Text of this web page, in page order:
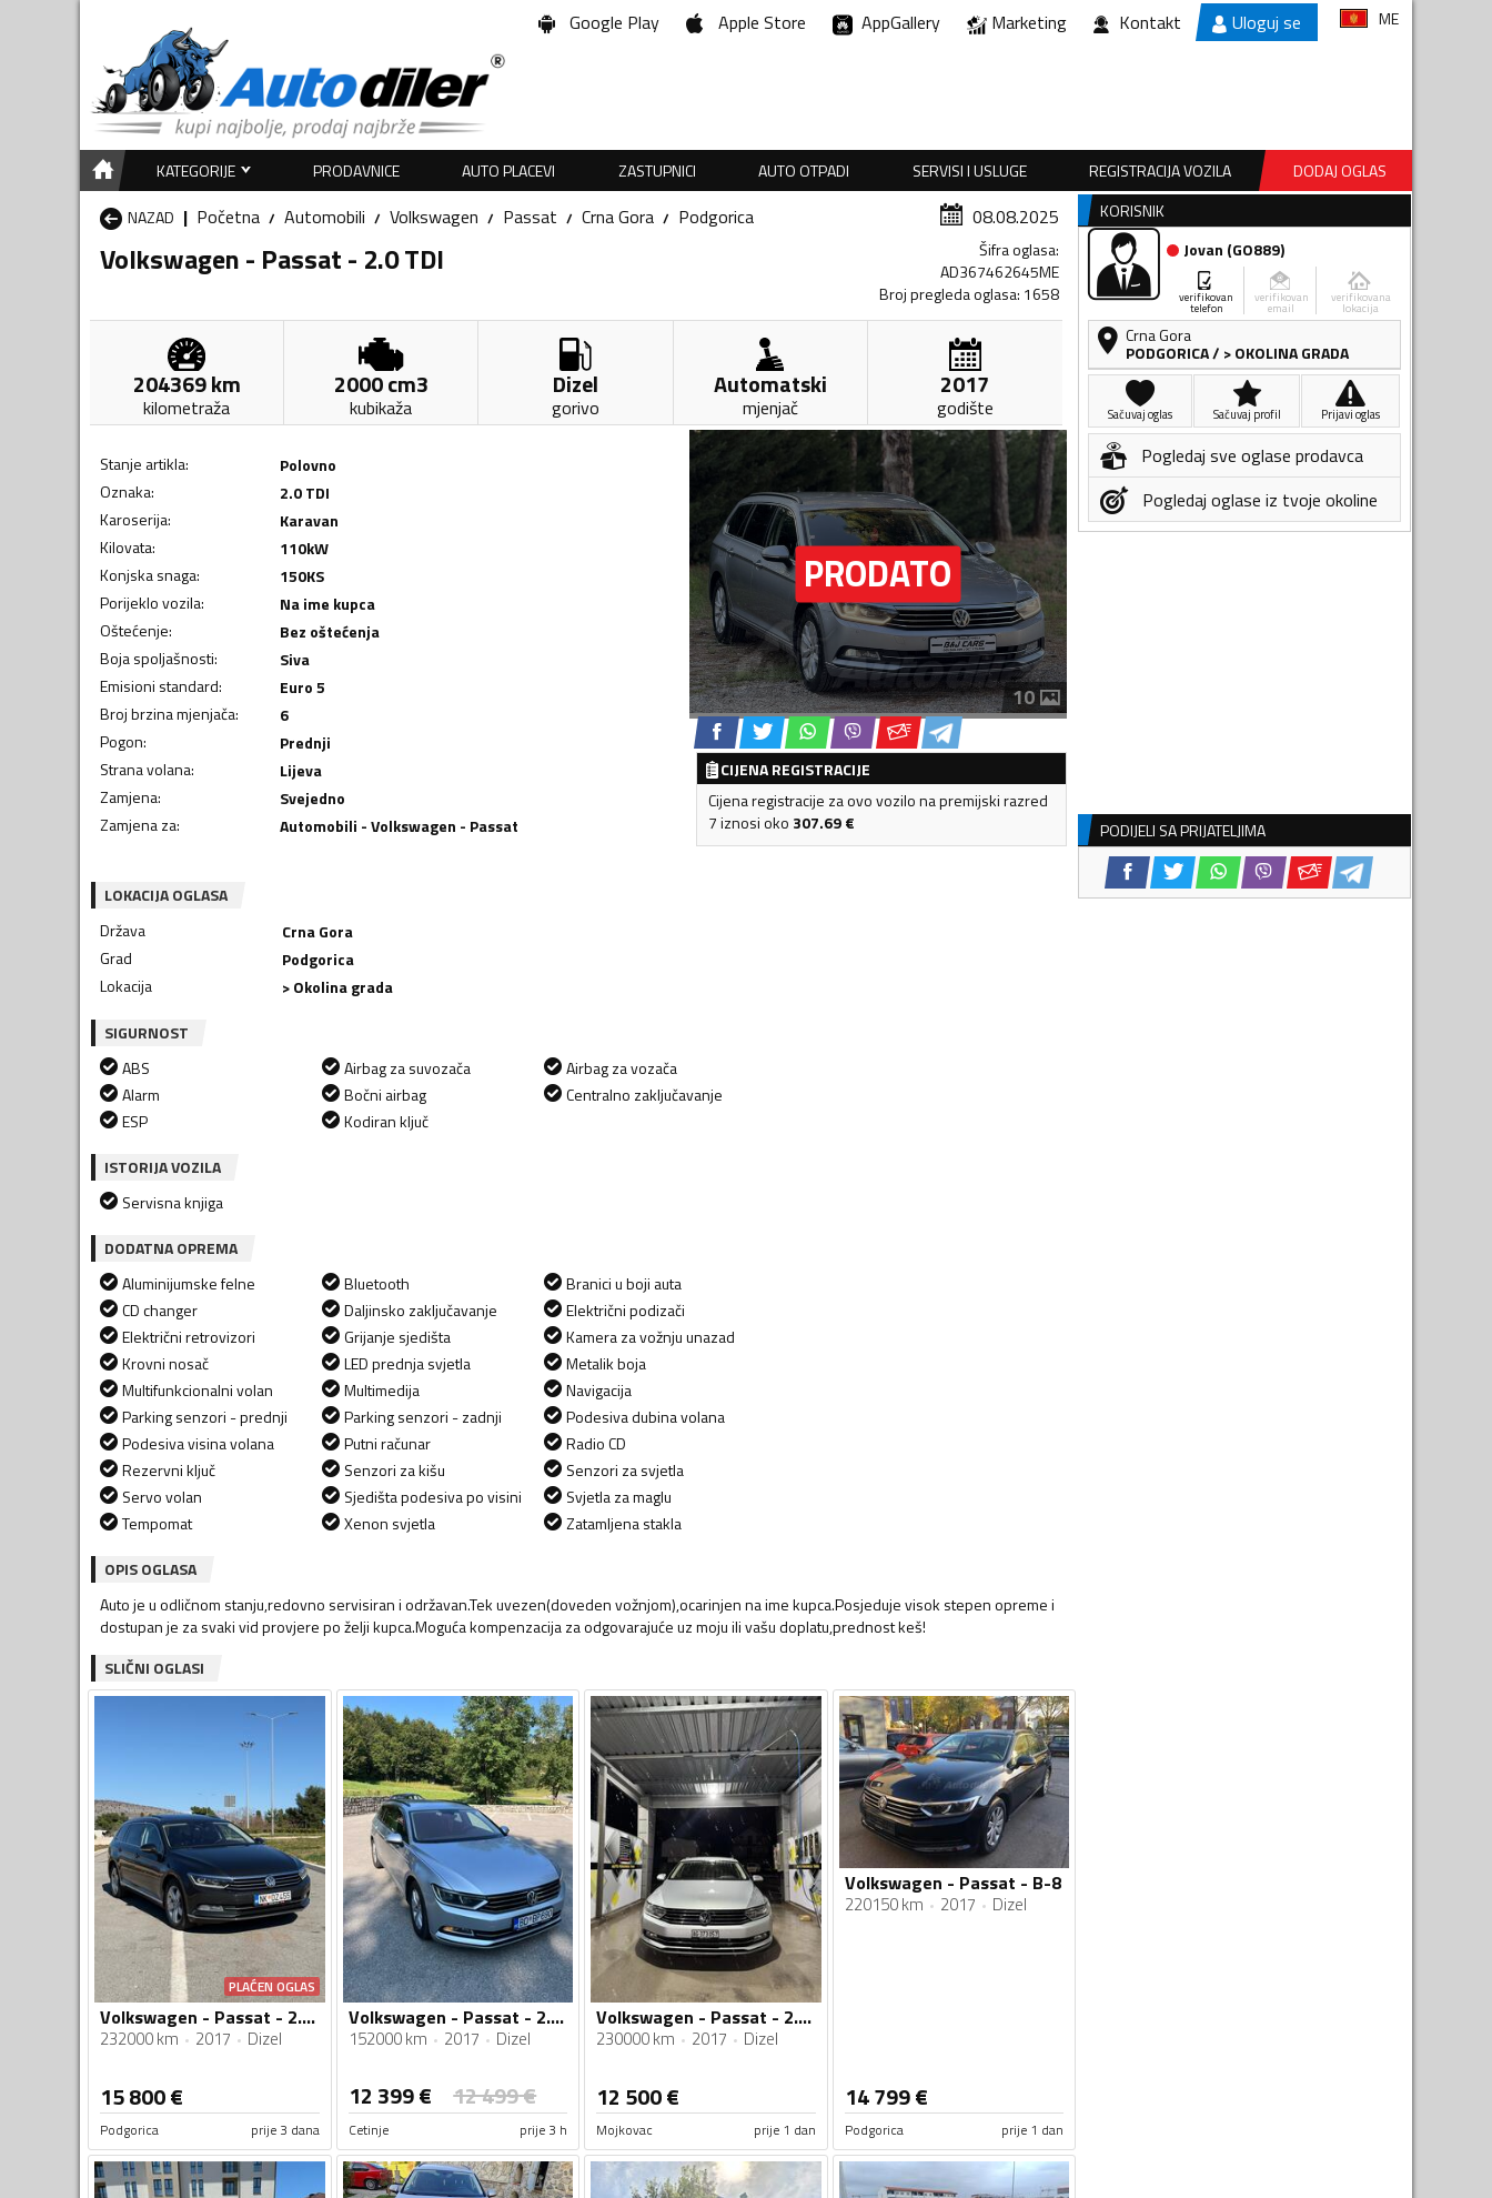
Google Play Apple Store AppGallery Marketing Kontakt Uloguj se ME
KATEGORIJE PRODAVNICE AUTO PLACEVI ZASTUPNICI AUTO OTPADI SERVISI I USLUGE REGISTRACIJA VOZILA
DODAJ OGLAS
NAZAD
Početna Automobili Volkswagen Passat Crna Gora Podgorica 08.08.2025
Volkswagen - Passat - 2.0 TDI Šifra oglasa:
AD367462645ME
Broj pregleda oglasa: 1658
204369km
kilometraža
2000cm3
kubikaža
Dizel
gorivo
Automatski
mjenjač
2017
godište
Stanje artikla:
Polovno
Oznaka:
2.0 TDI
Karoserija:
Karavan
Kilovata: 110kW
Konjska snaga: 150KS
Porijeklo vozila:
Na ime kupca
Oštećenje:
Bez oštećenja
Boja spoljašnosti:
Siva
Emisioni standard:
Euro 5
Broj brzina mjenjača:
6
Pogon:
Prednji
Strana volana:
Lijeva
Zamjena:
Svejedno
Zamjena za: Automobili - Volkswagen - Passat
10
CIJENA REGISTRACIJE
Cijena registracije za ovo vozilo na premijski razred
7 iznosi oko 307.69€
LOKACIJA OGLASA
Država
Crna Gora
Grad
Podgorica
Lokacija
> Okolina grada
SIGURNOST
ABS
Alarm
ESP
Airbag za suvozača
Bočni airbag
Kodiran ključ
Airbag za vozača
Centralno zaključavanje
ISTORIJA VOZILA
Servisna knjiga
DODATNA OPREMA
Aluminijumske felne
CD changer
Električni retrovizori
Krovni nosač
Multifunkcionalni volan
Parking senzori - prednji
Podesiva visina volana
Rezervni ključ
Servo volan
Tempomat
Bluetooth
Daljinsko zaključavanje
Grijanje sjedišta
LED prednja svjetla
Multimedija
Parking senzori - zadnji
Putni računar
Senzori za kišu
Sjedišta podesiva po visini
Xenon svjetla
Branici u boji auta
Električni podizači
Kamera za vožnju unazad
Metalik boja
Navigacija
Podesiva dubina volana
Radio CD
Senzori za svjetla
Svjetla za maglu
Zatamljena stakla
OPIS OGLASA
Auto je u odličnom stanju,redovno servisiran i održavan.Tek uvezen(doveden vožnjom),ocarinjen na ime kupca.Posjeduje visok stepen opreme i
dostupan je za svaki vid provjere po želji kupca.Moguća kompenzacija za odgovarajuće uz moju ili vašu doplatu,prednost keš!
SLIČNI OGLASI
PLAĆEN OGLAS
Volkswagen - Passat - 2.0 TDI
232000 km 2017 Dizel
15 800€
Podgorica prije 3 dana
Volkswagen - Passat - 2.0 tdi
152000 km 2017 Dizel
12 399€ 12 499€
Cetinje prije 3 h
Volkswagen - Passat - 2.0tdi
230000 km 2017 Dizel
12 500€
Mojkovac prije 1 dan
Volkswagen - Passat - B-8
220150 km 2017 Dizel
14 799€
Podgorica prije 1 dan
KORISNIK
Jovan (GO889)
verifikovan
telefon
verifikovan
email
verifikovana
lokacija
Crna Gora
PODGORICA/ > OKOLINA GRADA
Sačuvaj oglas Sačuvaj profil Prijavi oglas
Pogledaj sve oglase prodavca
Pogledaj oglase iz tvoje okoline
PODIJELI SA PRIJATELJIMA